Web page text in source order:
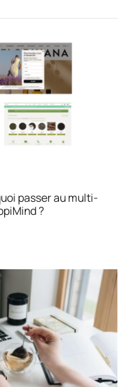
passer au multi-
?